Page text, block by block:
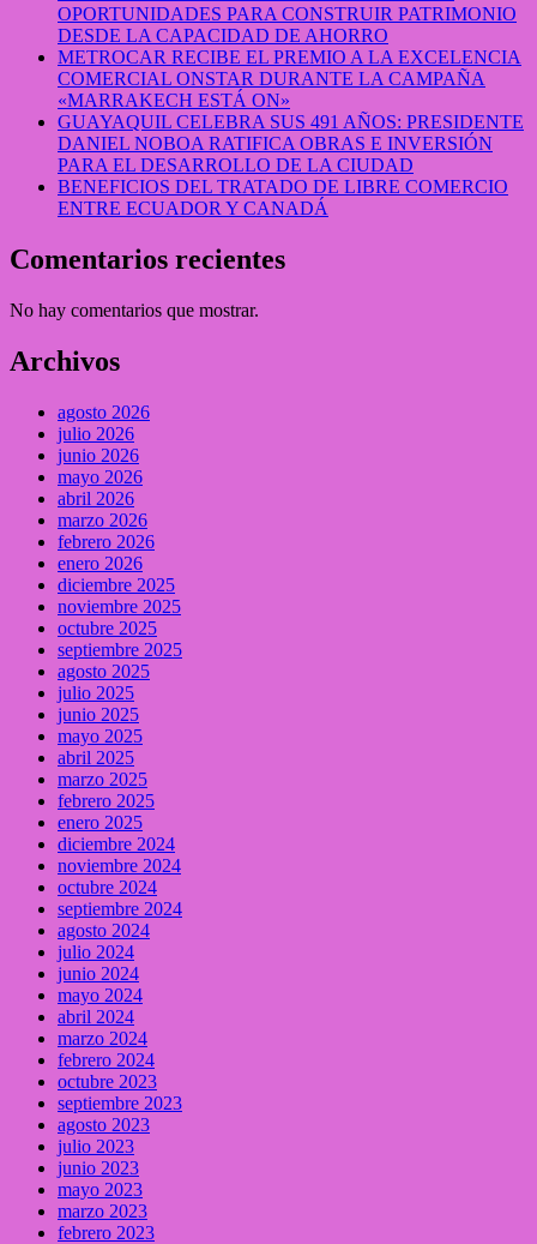
OPORTUNIDADES PARA CONSTRUIR PATRIMONIO
DESDE LA CAPACIDAD DE AHORRO
METROCAR RECIBE EL PREMIO A LA EXCELENCIA
COMERCIAL ONSTAR DURANTE LA CAMPAÑA
«MARRAKECH ESTÁ ON»
GUAYAQUIL CELEBRA SUS 491 AÑOS: PRESIDENTE
DANIEL NOBOA RATIFICA OBRAS E INVERSIÓN
PARA EL DESARROLLO DE LA CIUDAD
BENEFICIOS DEL TRATADO DE LIBRE COMERCIO
ENTRE ECUADOR Y CANADÁ
Comentarios recientes
No hay comentarios que mostrar.
Archivos
agosto 2026
julio 2026
junio 2026
mayo 2026
abril 2026
marzo 2026
febrero 2026
enero 2026
diciembre 2025
noviembre 2025
octubre 2025
septiembre 2025
agosto 2025
julio 2025
junio 2025
mayo 2025
abril 2025
marzo 2025
febrero 2025
enero 2025
diciembre 2024
noviembre 2024
octubre 2024
septiembre 2024
agosto 2024
julio 2024
junio 2024
mayo 2024
abril 2024
marzo 2024
febrero 2024
octubre 2023
septiembre 2023
agosto 2023
julio 2023
junio 2023
mayo 2023
marzo 2023
febrero 2023